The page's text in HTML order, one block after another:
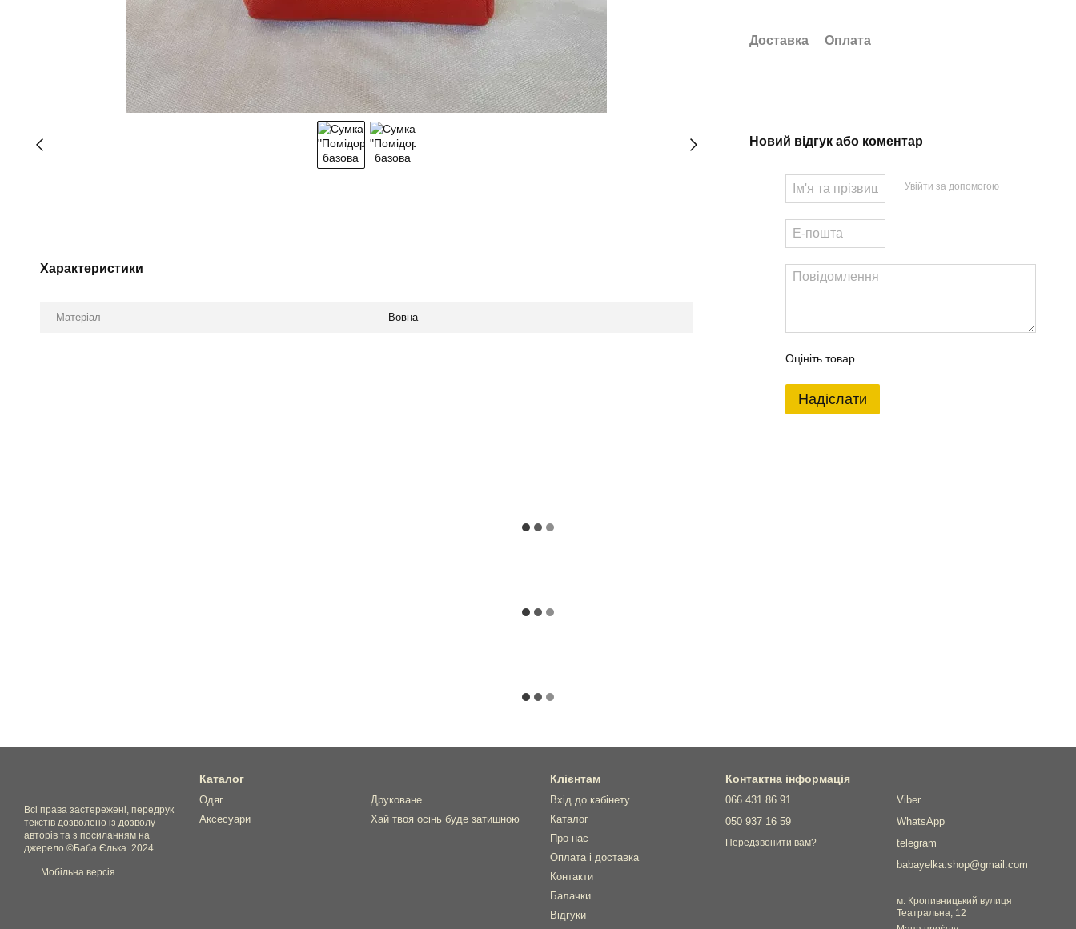
Доставка Оплата
Новий відгук або коментар
Увійти за допомогою
Оцініть товар
Надіслати
Характеристики
Матеріал Вовна
Всі права застережені, передрук
текстів дозволено із дозволу
авторів та з посиланням на
джерело ©Баба Єлька. 2024
Мобільна версія
Каталог
Одяг
Аксесуари
Друковане
Хай твоя осінь буде затишною
Клієнтам
Вхід до кабінету
Каталог
Про нас
Оплата і доставка
Контакти
Балачки
Відгуки
Контактна інформація
066 431 86 91
050 937 16 59
Передзвонити вам?
Viber
WhatsApp
telegram
babayelka.shop@gmail.com
м. Кропивницький вулиця
Театральна, 12